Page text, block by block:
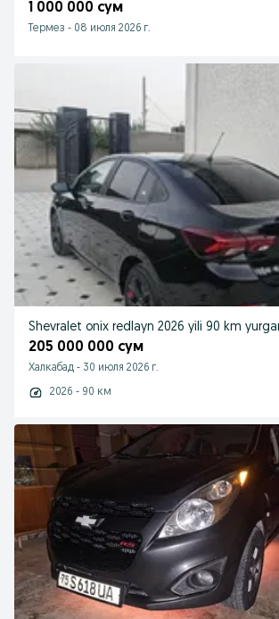
1 000 000 сум
Термез - 08 июля 2026 г.
Shevralet onix redlayn 2026 yili 90 km
205 000 000 сум
Халкабад - 30 июля 2026 г.
2026 - 90 км